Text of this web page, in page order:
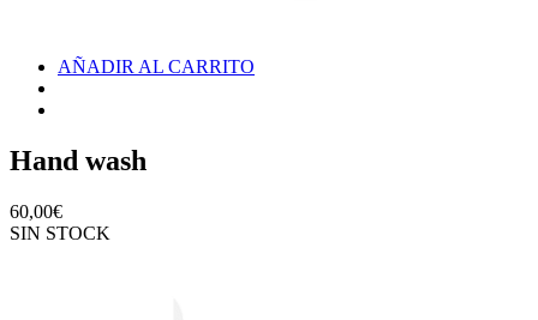
AÑADIR AL CARRITO
Hand wash
60,00€
SIN STOCK